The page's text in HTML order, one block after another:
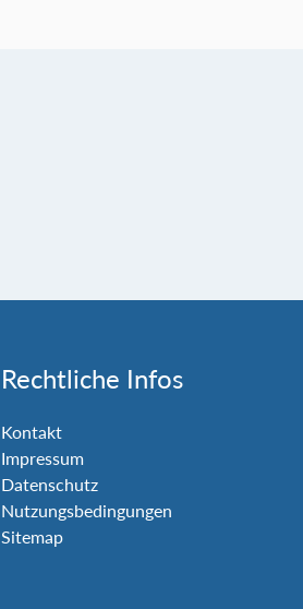
Rechtliche Infos
Kontakt
Impressum
Datenschutz
Nutzungsbedingungen
Sitemap